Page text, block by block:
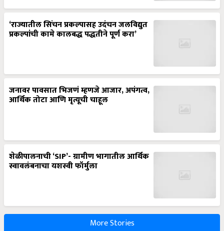
‘राज्यातील सिंचन प्रकल्पासह उदंचन जलविद्युत
प्रकल्पांची कामे कालबद्ध पद्धतीने पूर्ण करा’
जनावर पावसात भिजणं म्हणजे आजार, अपंगत्व,
आर्थिक तोटा आणि मृत्यूची चाहूल
शेळीपालनाची ‘SIP’- ग्रामीण भागातील आर्थिक
स्वावलंबनाचा यशस्वी फॉर्मुला
More Stories